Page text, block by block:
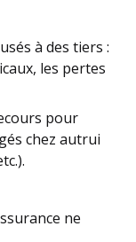
à des tiers :
les pertes
pour
chez autrui
ne